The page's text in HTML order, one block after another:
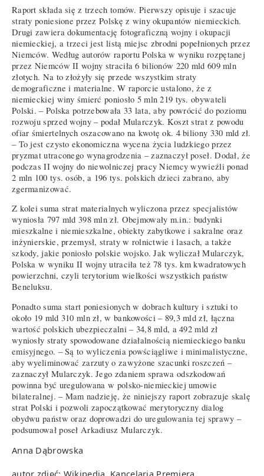
Raport składa się z trzech tomów. Pierwszy opisuje i szacuje
straty poniesione przez Polskę z winy okupantów niemieckich.
Drugi zawiera dokumentację fotograficzną wojny i okupacji
niemieckiej, a trzeci jest listą miejsc zbrodni popełnionych przez
Niemców. Według autorów raportu Polska w wyniku rozpętanej
przez Niemców II wojny straciła 6 bilionów 220 mld 609 mln
złotych. Na to złożyły się przede wszystkim straty
demograficzne i materialne. W raporcie ustalono, że z
niemieckiej winy śmierć poniosło 5 mln 219 tys. obywateli
Polski. – Polska potrzebowała 33 lata, aby powrócić do poziomu
rozwoju sprzed wojny – podał Mularczyk. Koszt strat z powodu
ofiar śmiertelnych oszacowano na kwotę ok. 4 biliony 330 mld zł.
– To jest czysto ekonomiczna wycena życia ludzkiego przez
pryzmat utraconego wynagrodzenia – zaznaczył poseł. Dodał, że
podczas II wojny do niewolniczej pracy Niemcy wywieźli ponad
2 mln 100 tys. osób, a 196 tys. polskich dzieci zabrano, aby
zgermanizować.
Z kolei suma strat materialnych wyliczona przez specjalistów
wyniosła 797 mld 398 mln zł. Obejmowały m.in.: budynki
mieszkalne i niemieszkalne, obiekty zabytkowe i sakralne oraz
inżynierskie, przemysł, straty w rolnictwie i lasach, a także
szkody, jakie poniosło polskie wojsko. Jak wyliczał Mularczyk,
Polska w wyniku II wojny utraciła też 78 tys. km kwadratowych
powierzchni, czyli terytorium wielkości wszystkich państw
Beneluksu.
Ponadto suma start poniesionych w dobrach kultury i sztuki to
około 19 mld 310 mln zł, w bankowości – 89,3 mld zł, łączna
wartość polskich ubezpieczalni – 34,8 mld, a 492 mld zł
wyniosły straty spowodowane działalnością niemieckiego banku
emisyjnego. – Są to wyliczenia powściągliwe i minimalistyczne,
aby wyeliminować zarzuty o zawyżone szacunki roszczeń –
zaznaczył Mularczyk. Jego zdaniem sprawa odszkodowań
powinna być uregulowana w polsko-niemieckiej umowie
bilateralnej. – Mam nadzieję, że niniejszy raport zobrazuje skalę
strat Polski i pozwoli zapoczątkować merytoryczny dialog
obydwu państw oraz doprowadzi do uregulowania tej sprawy –
podsumował poseł Arkadiusz Mularczyk.
Anna Dąbrowska
autor zdjęć: Wikipedia, Kancelaria Premiera